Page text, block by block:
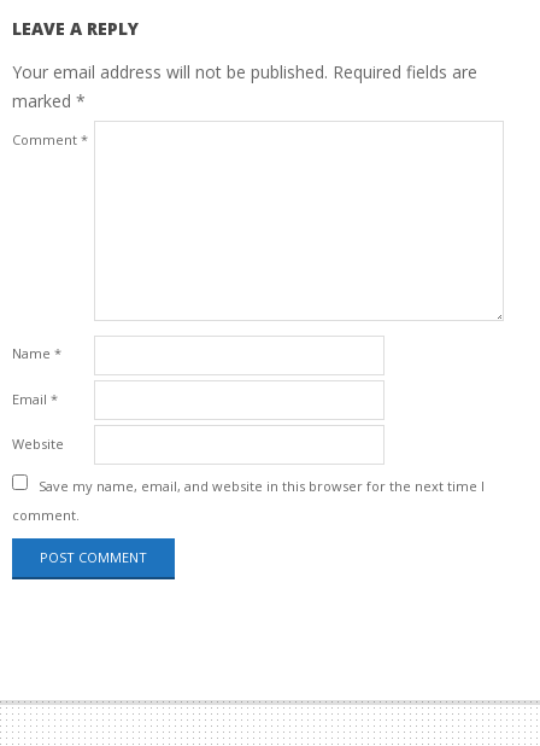
LEAVE A REPLY
Your email address will not be published. Required fields are
marked *
Comment *
Name *
Email *
Website
Save my name, email, and website in this browser for the next time I
comment.